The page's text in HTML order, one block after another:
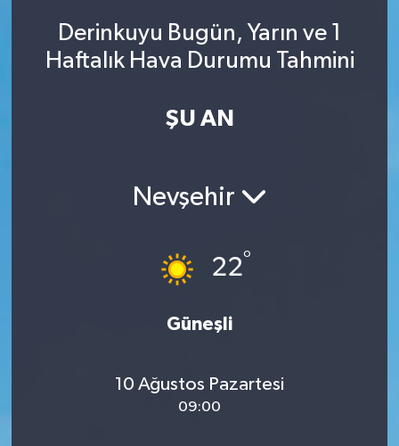
Derinkuyu Bugün, Yarın ve 1
Haftalık Hava Durumu Tahmini
ŞU AN
Nevşehir
22°
Güneşli
10 Ağustos Pazartesi
09:00
Kültür-Sanat
Gizlilik Sözleşmesi
Son Dakika Haberleri